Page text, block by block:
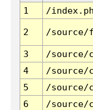
1
/
2 /source/
3 /source/
4
/source/
5
/source/
6
/source/